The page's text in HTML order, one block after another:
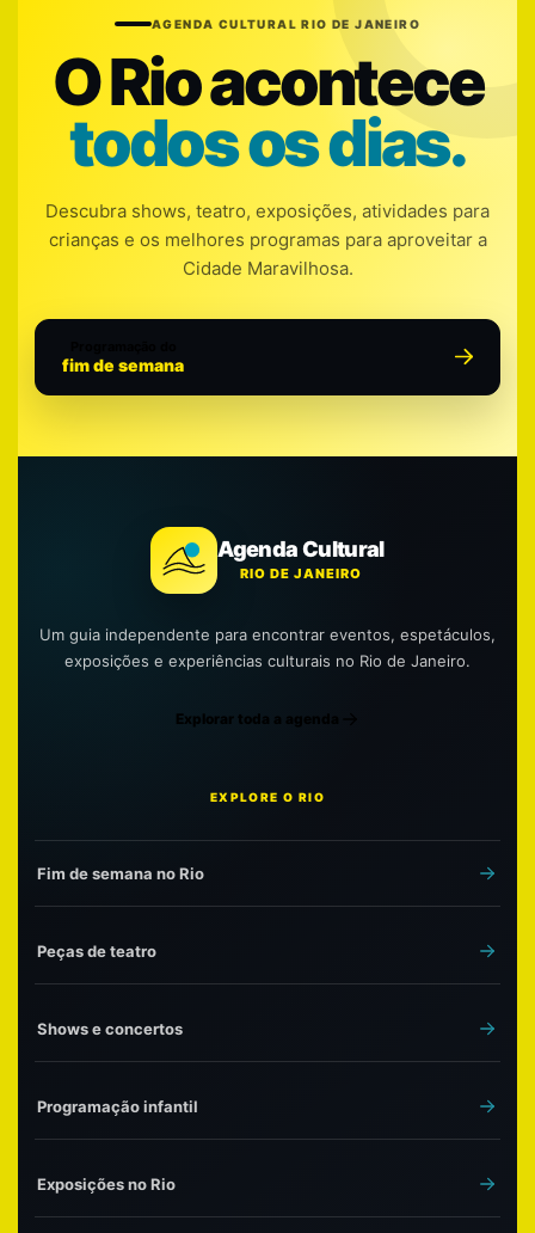
AGENDA CULTURAL RIO DE JANEIRO
O Rio acontece
todos os dias.
Descubra shows, teatro, exposições, atividades para
crianças e os melhores programas para aproveitar a
Cidade Maravilhosa.
fim de semana
Agenda Cultural
RIO DE JANEIRO
Um guia independente para encontrar eventos, espetáculos,
exposições e experiências culturais no Rio de Janeiro.
Explorar toda a agenda
EXPLORE O RIO
Fim de semana no Rio
Peças de teatro
Shows e concertos
Programação infantil
Exposições no Rio